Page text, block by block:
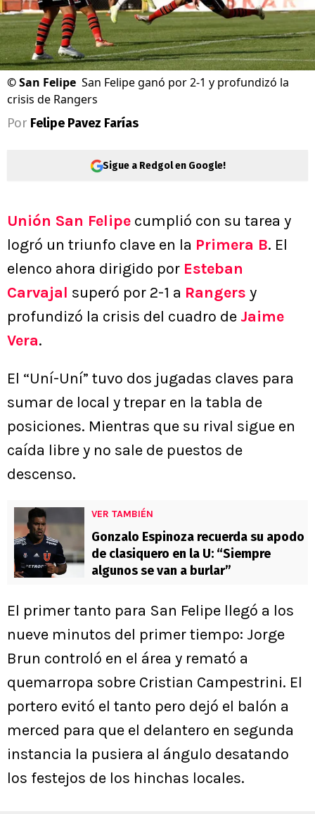
©San Felipe San Felipe ganó por 2-1 y profundizó la
crisis de Rangers
Por Felipe Pavez Farías
Sigue a Redgol en Google!
Unión San Felipe cumplió con su tarea y
logró un triunfo clave en la Primera B. El
elenco ahora dirigido por Esteban
Carvajal superó por 2-1 a Rangers y
profundizó la crisis del cuadro de Jaime
Vera.
El “Uní-Uní” tuvo dos jugadas claves para
sumar de local y trepar en la tabla de
posiciones. Mientras que su rival sigue en
caída libre y no sale de puestos de
descenso.
VER TAMBIÉN
Gonzalo Espinoza recuerda su apodo
de clasiquero en la U: “Siempre
algunos se van a burlar”
El primer tanto para San Felipe llegó a los
nueve minutos del primer tiempo: Jorge
Brun controló en el área y remató a
quemarropa sobre Cristian Campestrini. El
portero evitó el tanto pero dejó el balón a
merced para que el delantero en segunda
instancia la pusiera al ángulo desatando
los festejos de los hinchas locales.